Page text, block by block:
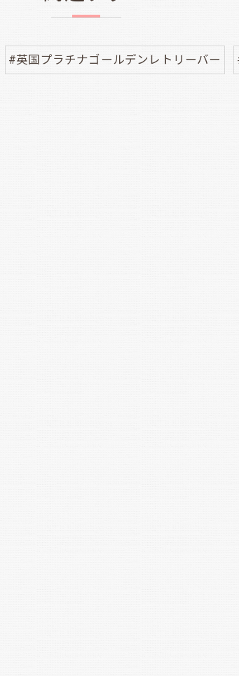
#英国プラチナゴールデンレトリーバー